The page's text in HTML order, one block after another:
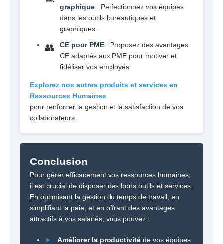
graphique : Perfectionnez vos équipes
dans les outils bureautiques et
graphiques.
👥 CE pour PME : Proposez des avantages
CE adaptés aux PME pour motiver et
fidéliser vos employés.
Explorez nos autres produits et services en
Ressources Humaines
pour renforcer la gestion et la satisfaction de vos
collaborateurs.
Conclusion
Pour gérer efficacement vos ressources humaines,
il est crucial de disposer des bons outils et services.
En optimisant la gestion du temps de travail, en
simplifiant la paie, et en offrant des avantages
attractifs à vos salariés, vous pouvez :
➤ Améliorer la productivité de vos équipes